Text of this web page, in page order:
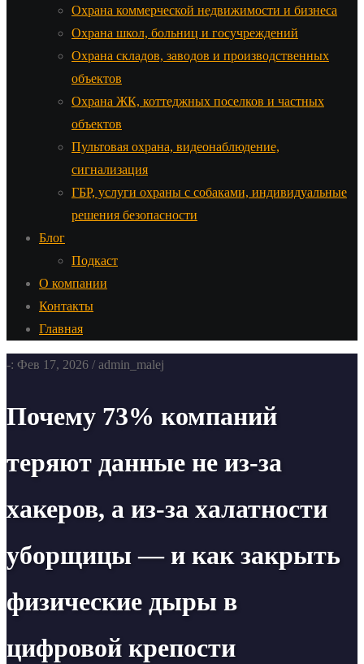
Охрана коммерческой недвижимости и бизнеса
Охрана школ, больниц и госучреждений
Охрана складов, заводов и производственных
объектов
Охрана ЖК, коттеджных поселков и частных
объектов
Пультовая охрана, видеонаблюдение,
сигнализация
ГБР, услуги охраны с собаками, индивидуальные
решения безопасности
Блог
Подкаст
О компании
Контакты
Главная
-: Фев 17, 2026 / admin_malej
Почему 73% компаний
теряют данные не из-за
хакеров, а из-за халатности
уборщицы — и как закрыть
физические дыры в
цифровой крепости